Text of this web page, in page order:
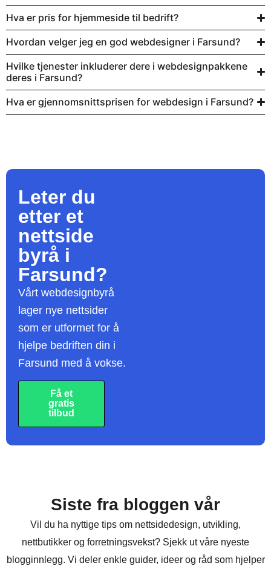
Hva er pris for hjemmeside til bedrift?
Hvordan velger jeg en god webdesigner i Farsund?
Hvilke tjenester inkluderer dere i webdesignpakkene
deres i Farsund?
Hva er gjennomsnittsprisen for webdesign i Farsund?
Leter du
etter et
nettside
byrå i
Farsund?
Vårt webdesignbyrå
lager nye nettsider
som er utformet for å
hjelpe bedriften din i
Farsund med å vokse.
Få et
gratis
tilbud
Siste fra bloggen vår
Vil du ha nyttige tips om nettsidedesign, utvikling,
nettbutikker og forretningsvekst? Sjekk ut våre nyeste
blogginnlegg. Vi deler enkle guider, ideer og råd som hjelper